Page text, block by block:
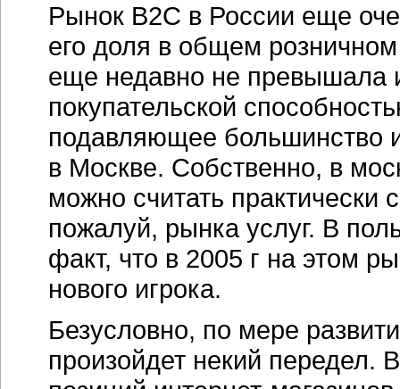
Рынок B2C в России еще
его доля в общем розничном
еще недавно не превышала
покупательской
подавляющее большинство
в Москве. Собственно, в
можно считать
пожалуй, рынка услуг. В
факт, что в 2005 г на этом
нового игрока.
Безусловно, по мере
произойдет некий передел.